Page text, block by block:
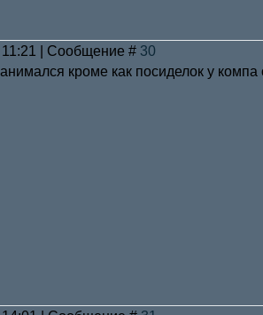
11:21 | Сообщение # 30
кроме как посиделок у